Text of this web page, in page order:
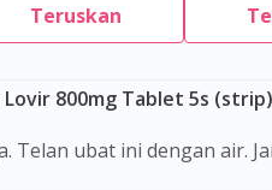
Teruskan
Lovir 800mg Tablet 5s (strip)
Telan ubat ini dengan air.